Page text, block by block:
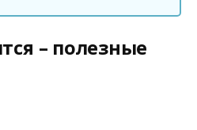
– полезные